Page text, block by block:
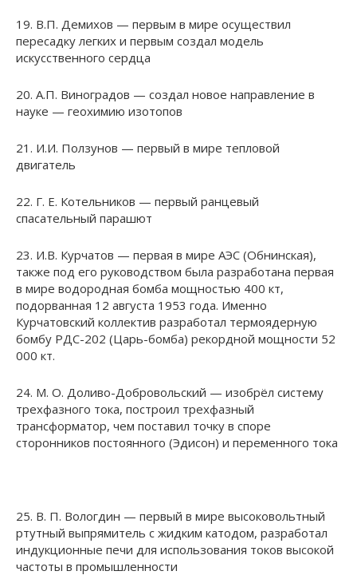
19. В.П. Демихов — первым в мире осуществил
пересадку легких и первым создал модель
искусственного сердца
20. А.П. Виноградов — создал новое направление в
науке — геохимию изотопов
21. И.И. Ползунов — первый в мире тепловой
двигатель
22. Г. Е. Котельников — первый ранцевый
спасательный парашют
23. И.В. Курчатов — первая в мире АЭС (Обнинская),
также под его руководством была разработана первая
в мире водородная бомба мощностью 400 кт,
подорванная 12 августа 1953 года. Именно
Курчатовский коллектив разработал термоядерную
бомбу РДС-202 (Царь-бомба) рекордной мощности 52
000 кт.
24. М. О. Доливо-Добровольский — изобрёл систему
трехфазного тока, построил трехфазный
трансформатор, чем поставил точку в споре
сторонников постоянного (Эдисон) и переменного тока
25. В. П. Вологдин — первый в мире высоковольтный
ртутный выпрямитель с жидким катодом, разработал
индукционные печи для использования токов высокой
частоты в промышленности